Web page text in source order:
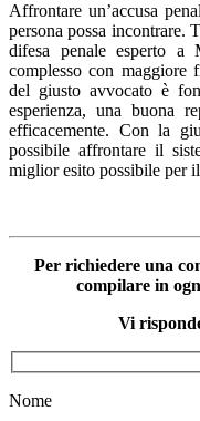
Affrontare un’accusa
persona possa incontrare.
difesa penale esperto a
complesso con maggiore
del giusto avvocato è
esperienza, una buona
efficacemente. Con la
possibile affrontare il
miglior esito possibile per
Per richiedere una
compilare in
Vi
Nome